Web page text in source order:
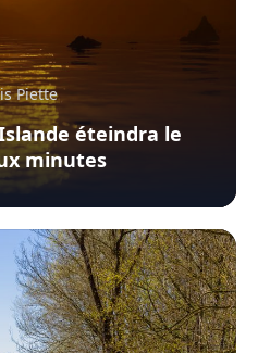
Piette
éteindra le
minutes